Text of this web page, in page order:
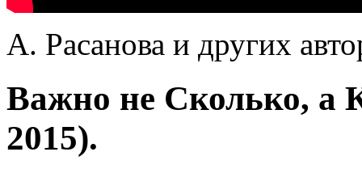
А. Расанова и других
Важно не Сколько, а
2015).